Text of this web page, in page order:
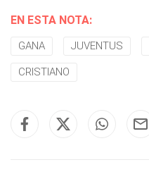
EN ESTA NOTA:
GANA JUVENTUS
CRISTIANO